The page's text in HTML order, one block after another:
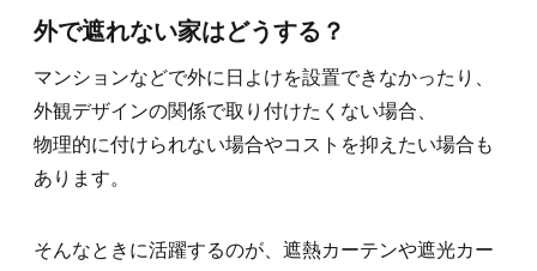
外で遮れない家はどうする？
マンションなどで外に日よけを設置できなかったり、
外観デザインの関係で取り付けたくない場合、
物理的に付けられない場合やコストを抑えたい場合も
あります。
そんなときに活躍するのが、遮熱カーテンや遮光カー